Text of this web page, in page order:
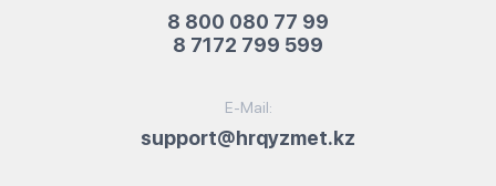
8 800 080 77 99
8 7172 799 599
E-Mail:
support@hrqyzmet.kz